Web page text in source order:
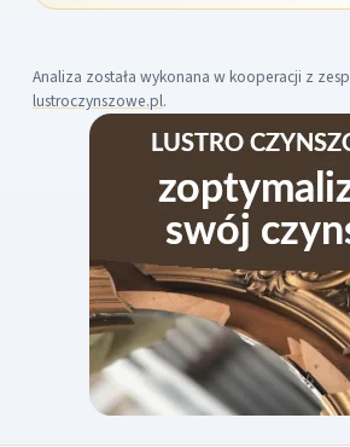
Analiza została wykonana w kooperacji z
lustroczynszowe.pl.